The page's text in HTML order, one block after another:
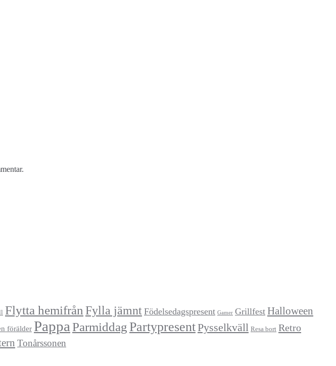
Flytta hemifrån Fylla jämnt Födelsedagspresent Gamer Grillfest Halloween
förälder Pappa ParmiddagPartypresentPysselkväll Resa bort Retro
Tonårssonen